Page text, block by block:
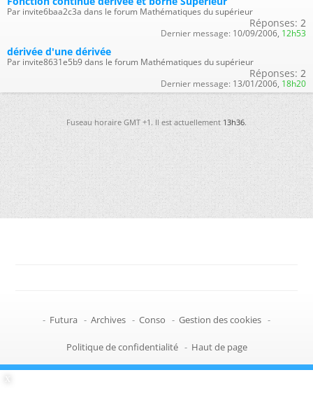
Par invite6baa2c3a dans le forum Mathématiques du supérieur
Réponses: 2
Dernier message: 10/09/2006, 12h53
dérivée d'une dérivée
Par invite8631e5b9 dans le forum Mathématiques du supérieur
Réponses: 2
Dernier message: 13/01/2006, 18h20
Fuseau horaire GMT +1. Il est actuellement13h36.
- Futura - Archives - Conso - Gestion des cookies -
Politique de confidentialité - Haut de page